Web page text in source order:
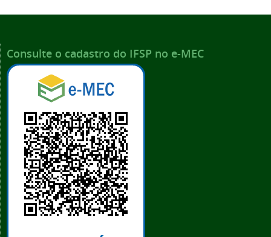
Consulte o cadastro do IFSP no e-MEC